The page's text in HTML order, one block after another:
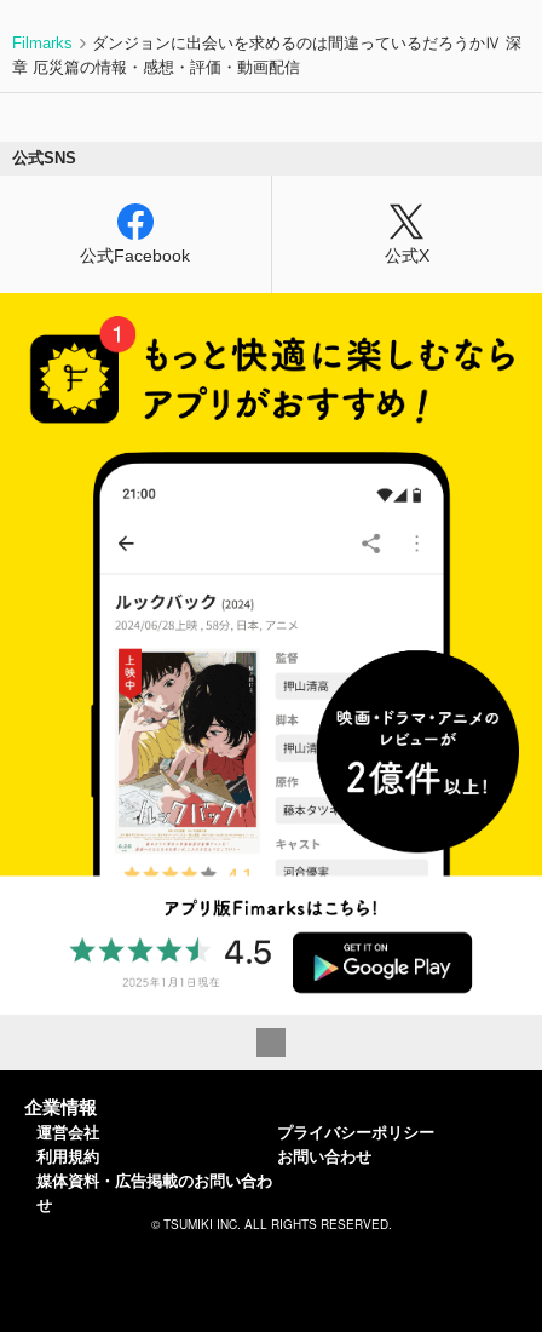
Filmarks
ダンジョンに出会いを求めるのは間違っているだろうかⅣ 深
章 厄災篇の情報・感想・評価・動画配信
公式SNS
公式Facebook 公式X
企業情報
運営会社
利用規約
媒体資料・広告掲載のお問い合わ
せ
プライバシーポリシー
お問い合わせ
© TSUMIKI INC. ALL RIGHTS RESERVED.